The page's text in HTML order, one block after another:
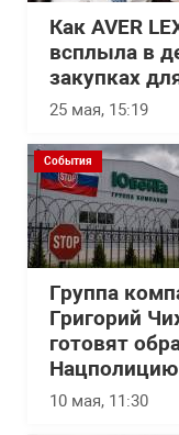
Как AVER
всплыла в
закупках
25 мая, 15:19
События
Группа
Григорий
готовят
10 мая, 11:30